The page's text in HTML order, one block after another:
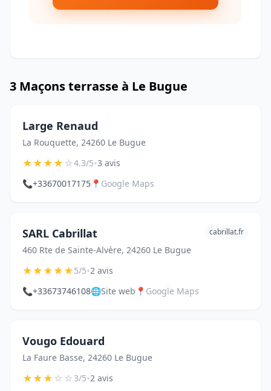
3 Maçons terrasse à Le Bugue
Large Renaud
La Rouquette, 24260 Le Bugue
★★★★☆4.3/5•3 avis
📞+33670017175 📍 Google Maps
SARL Cabrillat
460 Rte de Sainte-Alvère, 24260 Le Bugue
cabrillat.fr
★★★★★5/5•2 avis
📞+33673746108🌐Site web 📍 Google Maps
Vougo Edouard
La Faure Basse, 24260 Le Bugue
★★★☆☆3/5•2 avis